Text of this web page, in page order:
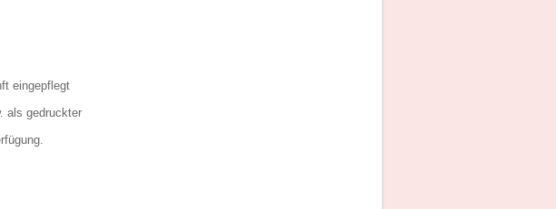
eingepflegt
als gedruckter